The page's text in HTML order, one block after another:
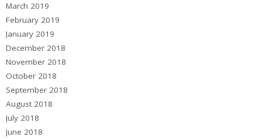
March 2019
February 2019
January 2019
December 2018
November 2018
October 2018
September 2018
August 2018
July 2018
June 2018